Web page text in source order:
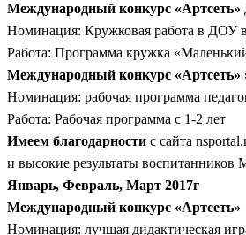
Международный конкурс «Артсеть»
Номинация: Кружковая работа в ДОУ
Работа: Программа кружка
Международный конкурс «Артсеть»
Номинация: рабочая программа
Работа: Рабочая программа с 1-2 лет
Имеем благодарности с сайта
и высокие результаты
Январь, Февраль, Март 2017г
Международный конкурс «Артсеть»
Номинация: лучшая дидактическая